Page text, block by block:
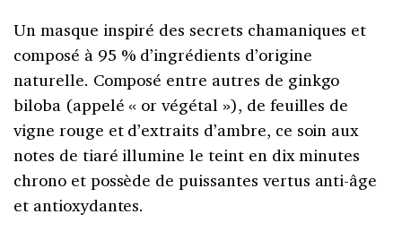
Un masque inspiré des secrets chamaniques et
composé à 95 % d’ingrédients d’origine
naturelle. Composé entre autres de ginkgo
biloba (appelé « or végétal »), de feuilles de
vigne rouge et d’extraits d’ambre, ce soin aux
notes de tiaré illumine le teint en dix minutes
chrono et possède de puissantes vertus anti-âge
et antioxydantes.